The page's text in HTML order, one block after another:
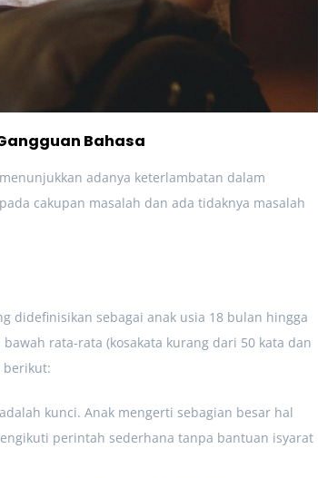
Bahasa
adanya keterlambatan dalam
cakupan masalah dan ada tidaknya masalah
didefinisikan sebagai anak usia 18 bulan hingga
rata-rata (kosakata kurang dari 50 kata dan
berikut:
kunci. Anak mengerti sebagian besar hal
perintah sederhana tanpa bantuan isyarat